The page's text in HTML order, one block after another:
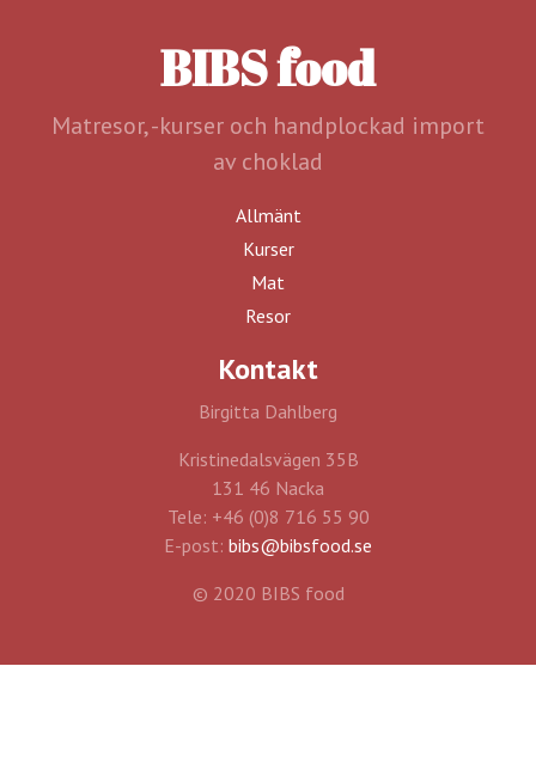
BIBS food
Matresor, -kurser och handplockad import
av choklad
Allmänt
Kurser
Mat
Resor
Kontakt
Birgitta Dahlberg
Kristinedalsvägen 35B
131 46 Nacka
Tele: +46 (0)8 716 55 90
E-post: bibs@bibsfood.se
© 2020 BIBS food